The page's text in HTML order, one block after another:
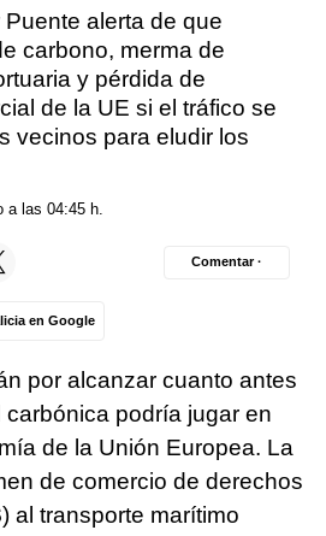
alerta de que
carbono, merma de
y pérdida de
de la UE si el tráfico se
vecinos para eludir los
las 04:45 h.
en Google
Comentar ·
por alcanzar cuanto antes
carbónica podría jugar en
de la Unión Europea. La
de comercio de derechos
) al transporte marítimo